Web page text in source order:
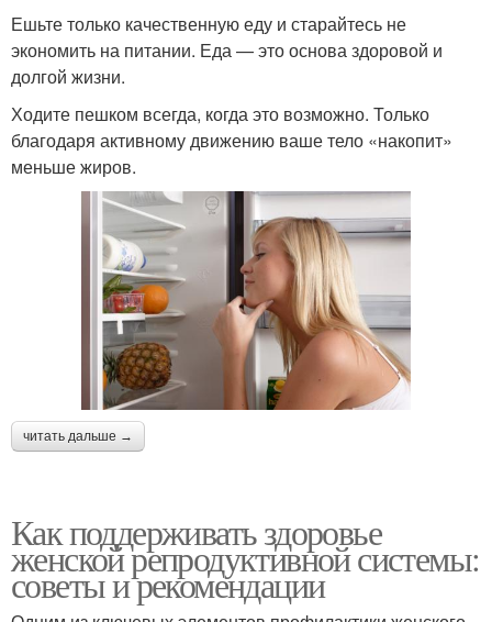
Ешьте только качественную еду и старайтесь не
экономить на питании. Еда — это основа здоровой и
долгой жизни.
Ходите пешком всегда, когда это возможно. Только
благодаря активному движению ваше тело «накопит»
меньше жиров.
читать дальше →
Как поддерживать здоровье
женской репродуктивной системы:
советы и рекомендации